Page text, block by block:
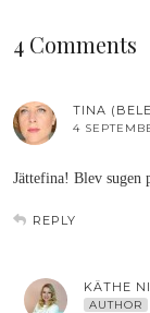
4 Comments
TINA
4
Jättefina! Blev sugen
REPLY
KÄTHE
AUTHOR